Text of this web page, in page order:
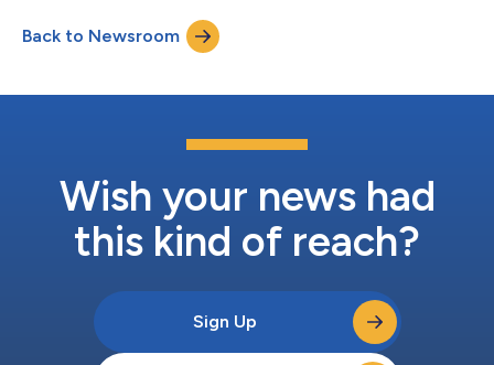
Healthy Lives. Healthy Planet.» (Sonrisas saludables. Vidas
saludables. Planeta saludable). Su misión es contribuir a
Back to Newsroom
Wish your news had
this kind of reach?
Sign Up